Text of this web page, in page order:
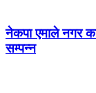
नेकपा एमाले नगर
सम्पन्न